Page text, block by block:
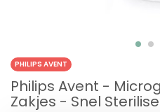
PHILIPS AVENT
Philips Avent -
Zakjes - Snel